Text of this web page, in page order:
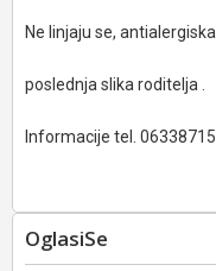
Ne linjaju se,
poslednja slika roditelja .
Informacije tel.
OglasiSe